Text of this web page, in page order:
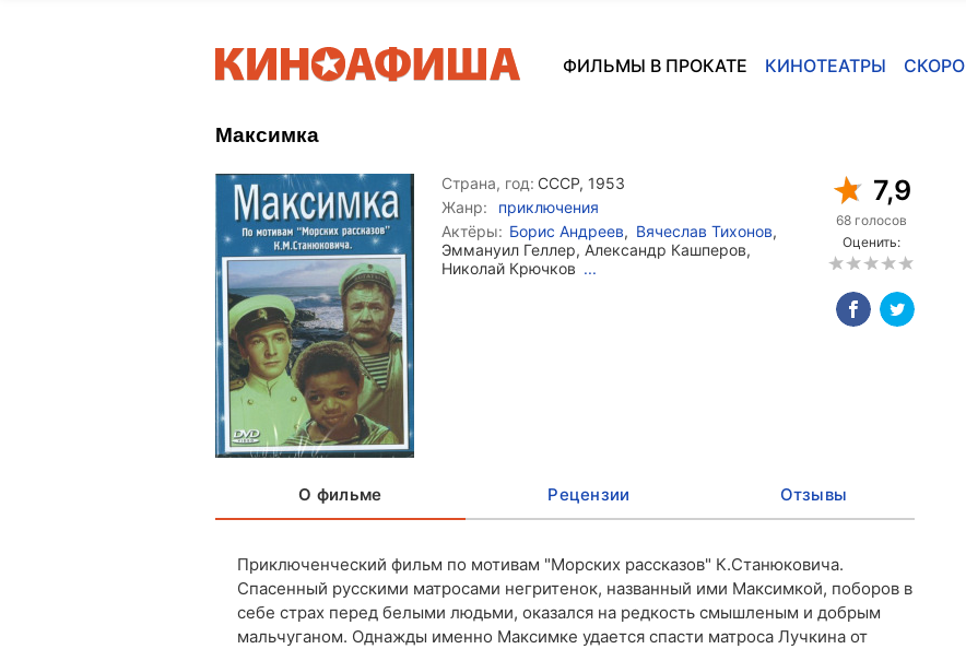
ФИЛЬМЫ В ПРОКАТЕ КИНОТЕАТРЫ СКОРО
Максимка
Страна, год: СССР, 1953
Жанр:
приключения
Актёры: Борис Андреев, Вячеслав Тихонов,
Эммануил Геллер, Александр Кашперов,
Николай Крючков ...
7,9
68 голосов
Оценить:
О фильме Рецензии Отзывы
Приключенческий фильм по мотивам "Морских рассказов" К.Станюковича.
Спасенный русскими матросами негритенок, названный ими Максимкой, поборов в
себе страх перед белыми людьми, оказался на редкость смышленым и добрым
мальчуганом. Однажды именно Максимке удается спасти матроса Лучкина от